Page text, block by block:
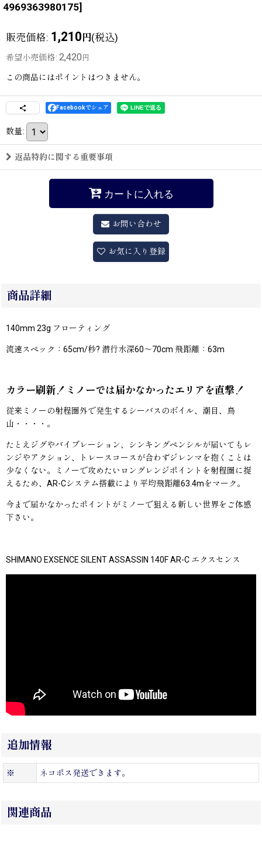
4969363980175]
販売価格: 1,210円(税込)
希望小売価格: 2,420 円
この商品にはポイントはつきません。
Facebookでシェア
数量:
返品特約に関する重要事項
カートに入れる
お問い合わせ
お気に入り登録
商品詳細
140mm 23g フローティング
流速スペック：65cm/秒? 潜行水深60〜70cm 飛距離：63m
カラー刷新！ミノーでは届かなかったエリアを直撃！
従来ミノーの射程圏外で発生するシーバスのボイル、潮目、鳥
山・・・・。
たとえジグやバイブレーション、シンキングペンシルが届いてもレ
ンジやアクション、トレースコースが合わずジレンマを抱くことは
少なくない。ミノーで攻めたいロングレンジポイントを射程圏に捉
えるため、AR-Cシステム搭載により平均飛距離63.4mをマーク。
今まで届かなかったポイントがミノーで狙える新しい世界をご体感
下さい。
SHIMANO EXSENCE SILENT ASSASSIN 140F AR-C エクスセンス
追加情報
※ ネコポス発送できます。
関連商品